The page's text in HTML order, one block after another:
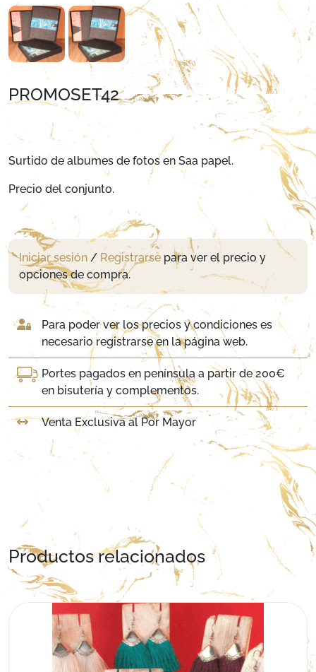
PROMOSET42
Surtido de albumes de fotos en Saa papel.
Precio del conjunto.
Iniciar sesión / Registrarse para ver el precio y
opciones de compra.
Para poder ver los precios y condiciones es
necesario registrarse en la página web.
Portes pagados en península a partir de 200€
en bisutería y complementos.
Venta Exclusiva al Por Mayor
Productos relacionados